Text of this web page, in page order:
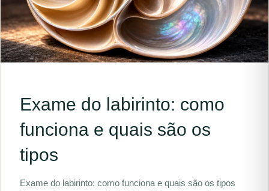
Exame do labirinto: como
funciona e quais são os
tipos
Exame do labirinto: como funciona e quais são os tipos